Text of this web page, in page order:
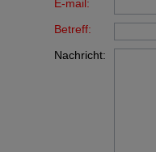
E-mail:
Betreff:
Nachricht: